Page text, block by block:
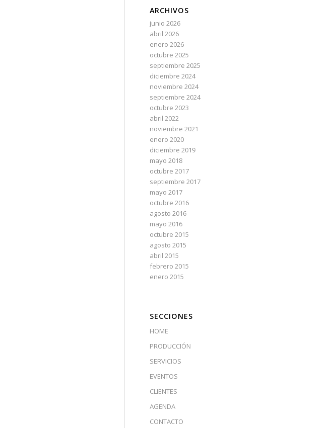
ARCHIVOS
junio 2026
abril 2026
enero 2026
octubre 2025
septiembre 2025
diciembre 2024
noviembre 2024
septiembre 2024
octubre 2023
abril 2022
noviembre 2021
enero 2020
diciembre 2019
mayo 2018
octubre 2017
septiembre 2017
mayo 2017
octubre 2016
agosto 2016
mayo 2016
octubre 2015
agosto 2015
abril 2015
febrero 2015
enero 2015
SECCIONES
HOME
PRODUCCIÓN
SERVICIOS
EVENTOS
CLIENTES
AGENDA
CONTACTO